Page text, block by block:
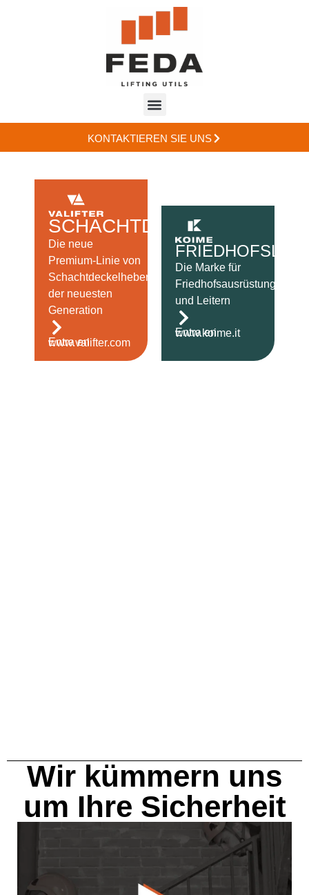
KONTAKTIEREN SIE UNS
SCHACHTDECKELHEBER
Die neue
Premium-Linie von
Schachtdeckelheber
der neuesten
Generation
Entra en www.valifter.com
Die Marke für
Friedhofsausrüstung
und Leitern
Entra en www.koime.it
Wir kümmern uns
um Ihre Sicherheit